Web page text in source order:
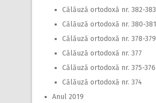
Călăuză ortodoxă nr. 382-383
Călăuză ortodoxă nr. 380-381
Călăuză ortodoxă nr. 378-379
Călăuză ortodoxă nr. 377
Călăuză ortodoxă nr. 375-376
Călăuză ortodoxă nr. 374
Anul 2019